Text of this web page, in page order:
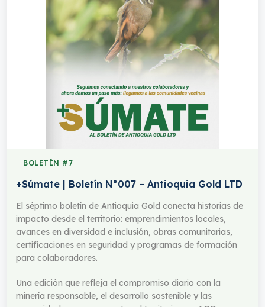
BOLETÍN #7
+Súmate | Boletín N°007 – Antioquia Gold LTD
El séptimo boletín de Antioquia Gold conecta historias de
impacto desde el territorio: emprendimientos locales,
avances en diversidad e inclusión, obras comunitarias,
certificaciones en seguridad y programas de formación
para colaboradores.
Una edición que refleja el compromiso diario con la
minería responsable, el desarrollo sostenible y las
comunidades que comparten el territorio con AGD.